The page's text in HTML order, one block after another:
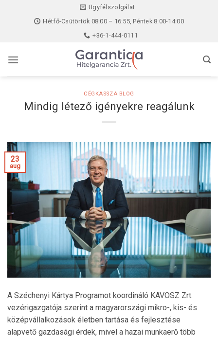
Ügyfélszolgálat
Hétfő-Csütörtök 08:00 – 16:55, Péntek 8:00-14:00
+36-1-444-0111
CÉGKASSZA BLOG
Mindig létező igényekre reagálunk
23
aug
A Széchenyi Kártya Programot koordináló KAVOSZ Zrt.
vezérigazgatója szerint a magyarországi mikro-, kis- és
középvállalkozások életben tartása és fejlesztése
alapvető gazdasági érdek, mivel a hazai munkaerő több